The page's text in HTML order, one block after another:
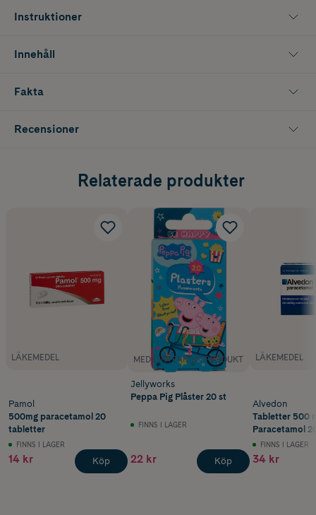
Instruktioner
Innehåll
Fakta
Recensioner
Relaterade produkter
LÄKEMEDEL
Pamol
500mg paracetamol 20
tabletter
FINNS I LAGER
14 kr Köp
MEDICINTEKNISK PRODUKT
Jellyworks
Peppa Pig Plåster 20 st
FINNS I LAGER
22 kr Köp
LÄKEMEDEL
Alvedon
Tabletter 500
Paracetamol
FINNS I LAGER
34 kr